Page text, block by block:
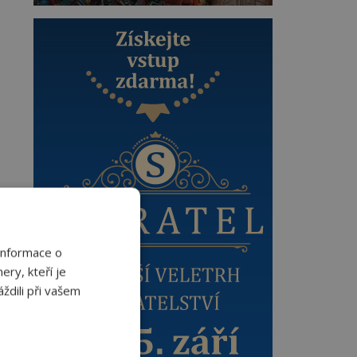
o
kteří je
při vašem